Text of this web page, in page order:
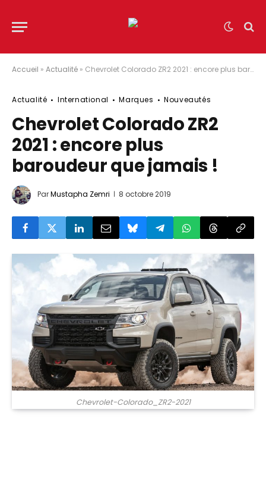
Accueil » Actualité » Chevrolet Colorado ZR2 2021 : encore plus baroudeur que jamais !
Actualité International Marques Nouveautés
Chevrolet Colorado ZR2
2021 : encore plus
baroudeur que jamais !
ParMustapha Zemri 8 octobre 2019
Chevrolet-Colorado_ZR2-2021